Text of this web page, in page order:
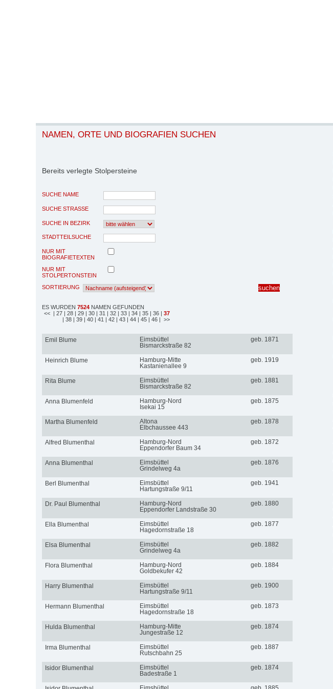
NAMEN, ORTE UND BIOGRAFIEN SUCHEN
Bereits verlegte Stolpersteine
SUCHE NAME
SUCHE STRASSE
SUCHE IN BEZIRK
STADTTEILSUCHE
NUR MIT
BIOGRAFIETEXTEN
NUR MIT
STOLPERTONSTEIN
SORTIERUNG
ES WURDEN 7524 NAMEN GEFUNDEN
<< | 27 | 28 | 29 | 30 | 31 | 32 | 33 | 34 | 35 | 36 | 37
| 38 | 39 | 40 | 41 | 42 | 43 | 44 | 45 | 46 | >>
Emil Blume
Eimsbüttel
Bismarckstraße 82
geb. 1871
Heinrich Blume
Hamburg-Mitte
Kastanienallee 9
geb. 1919
Rita Blume
Eimsbüttel
Bismarckstraße 82
geb. 1881
Anna Blumenfeld
Hamburg-Nord
Isekai 15
geb. 1875
Martha Blumenfeld
Altona
Elbchaussee 443
geb. 1878
Alfred Blumenthal
Hamburg-Nord
Eppendorfer Baum 34
geb. 1872
Anna Blumenthal
Eimsbüttel
Grindelweg 4a
geb. 1876
Berl Blumenthal
Eimsbüttel
Hartungstraße 9/11
geb. 1941
Dr. Paul Blumenthal
Hamburg-Nord
Eppendorfer Landstraße 30
geb. 1880
Ella Blumenthal
Eimsbüttel
Hagedornstraße 18
geb. 1877
Elsa Blumenthal
Eimsbüttel
Grindelweg 4a
geb. 1882
Flora Blumenthal
Hamburg-Nord
Goldbekufer 42
geb. 1884
Harry Blumenthal
Eimsbüttel
Hartungstraße 9/11
geb. 1900
Hermann Blumenthal
Eimsbüttel
Hagedornstraße 18
geb. 1873
Hulda Blumenthal
Hamburg-Mitte
Jungestraße 12
geb. 1874
Irma Blumenthal
Eimsbüttel
Rutschbahn 25
geb. 1887
Isidor Blumenthal
Eimsbüttel
Badestraße 1
geb. 1874